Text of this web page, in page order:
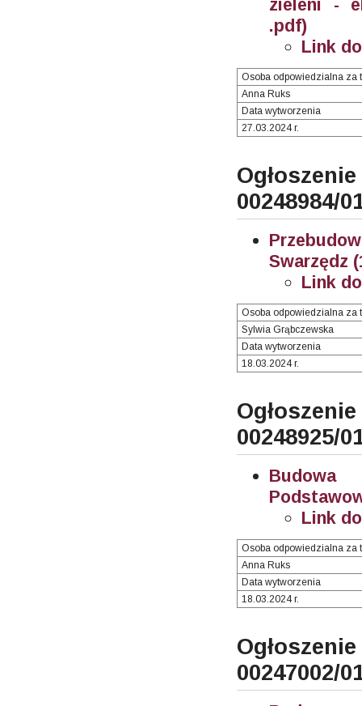
zieleni -
.pdf)
Link
Osoba odpowiedzialna za
Anna Ruks
Data wytworzenia
27.03.2024 r.
00248984/
Swarzędz
Link
Osoba odpowiedzialna za
Sylwia Grąbczewska
Data wytworzenia
18.03.2024 r.
00248925/
Budowa
Link
Osoba odpowiedzialna za
Anna Ruks
Data wytworzenia
18.03.2024 r.
00247002/